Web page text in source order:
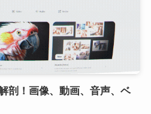
剖！画像、動画、音声、ベ